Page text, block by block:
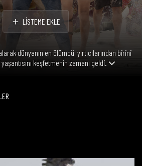
LİSTEME EKLE
dünyanın en ölümcül yırtıcılarından birini
keşfetmenin zamanı geldi.